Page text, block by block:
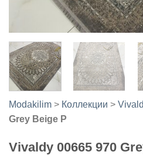
Modakilim > Коллекции >
Grey Beige P
Vivaldy 00665 970